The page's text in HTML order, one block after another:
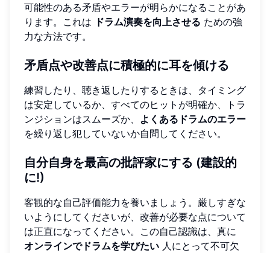
可能性のある矛盾やエラーが明らかになることがあ
ります。これは ドラム演奏を向上させる ための強
力な方法です。
矛盾点や改善点に積極的に耳を傾ける
練習したり、聴き返したりするときは、タイミング
は安定しているか、すべてのヒットが明確か、トラ
ンジションはスムーズか、 よくあるドラムのエラー
を繰り返し犯していないか自問してください。
自分自身を最高の批評家にする (建設的
に!)
客観的な自己評価能力を養いましょう。厳しすぎな
いようにしてくださいが、改善が必要な点について
は正直になってください。この自己認識は、真に
オンラインでドラムを学びたい 人にとって不可欠